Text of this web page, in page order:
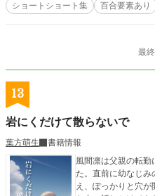
ショートショート集
百合要素あり
最
13
岩にくだけて散らないで
葉方萌生
書籍情報
風間凛は父親の転勤
た。直前に幼なじ
え、ぽっかりと穴